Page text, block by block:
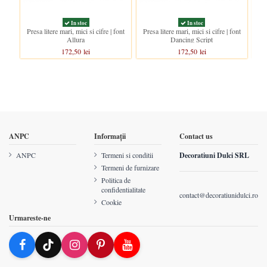
In stoc
Presa litere mari, mici si cifre | font
Allura
172,50 lei
In stoc
Presa litere mari, mici si cifre | font
Dancing Script
172,50 lei
ANPC
ANPC
Informații
Termeni si conditii
Termeni de furnizare
Politica de
confidentialitate
Cookie
Contact us
Decoratiuni Dulci SRL
contact@decoratiunidulci.ro
Urmareste-ne